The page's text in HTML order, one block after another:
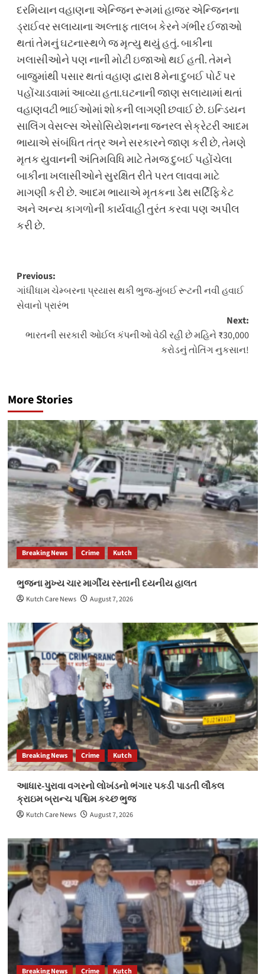
દરમિયાન વહાણના એન્જિન રૂમમાં હાજર એન્જિનના
ડ્રાઈવર સલાયાના અલ્તાફ તાલબ કેરને ગંભીર ઈજાઓ
થતાં તેમનું ઘટનાસ્થળે જ મૃત્યુ થયું હતું. બાકીના
ખલાસીઓને પણ નાની મોટી ઇજાઓ થઈ હતી. તેમને
બાજુમાંથી પસાર થતાં વહાણ દ્વારા 8 મેના દુબઈ પોર્ટ પર
પહોંચાડવામાં આવ્યા હતા.ઘટનાની જાણ સલાયામાં થતાં
વહાણવટી ભાઈઓમાં શોકની લાગણી છવાઈ છે. ઇન્ડિયન
સાલિંગ વેસલ્સ એસોસિયેશનના જનરલ સેક્રેટરી આદમ
ભાયાએ સંબંધિત તંત્ર અને સરકારને જાણ કરી છે, તેમણે
મૃતક યુવાનની અંતિમવિધિ માટે તેમજ દુબઈ પહોંચેલા
બાકીના ખલાસીઓને સુરક્ષિત રીતે પરત લાવવા માટે
માગણી કરી છે. આદમ ભાયાએ મૃતકના ડેથ સર્ટિફિકેટ
અને અન્ય કાગળોની કાર્યવાહી તુરંત કરવા પણ અપીલ
કરી છે.
Post
navigation
Previous:
ગાંધીધામ ચેમ્બરના પ્રયાસ થકી ભુજ-મુંબઈ રૂટની નવી હવાઈ
સેવાનો પ્રારંભ
Next:
ભારતની સરકારી ઓઈલ કંપનીઓ વેઠી રહી છે મહિને ₹30,000
કરોડનું તોતિંગ નુકસાન!
More Stories
Breaking News Crime Kutch
ભુજના મુખ્ય ચાર માર્ગીય રસ્તાની દયનીય હાલત
Kutch Care News August 7, 2026
Breaking News Crime Kutch
આધાર-પુરાવા વગરનો લોખંડનો ભંગાર પકડી પાડતી લૌકલ
ક્રાઇમ બ્રાન્ચ પશ્ચિમ કચ્છ ભુજ
Kutch Care News August 7, 2026
Breaking News Crime Kutch